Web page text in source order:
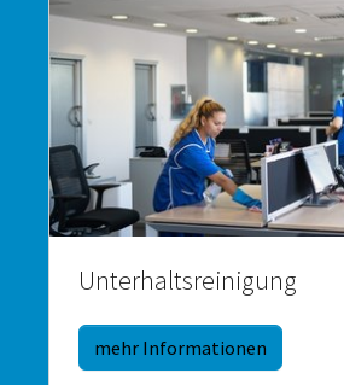
Unterhaltsreinigung
mehr Informationen